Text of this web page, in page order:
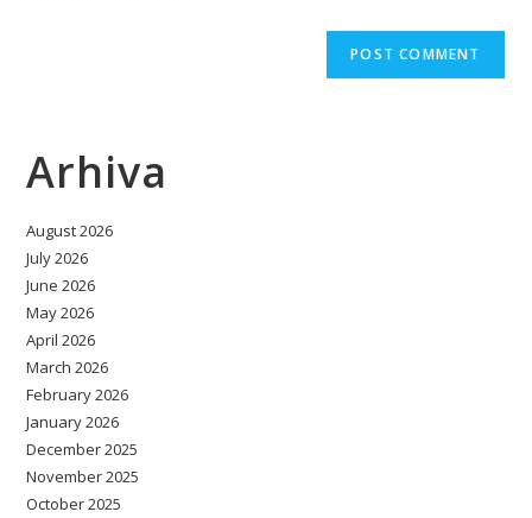
Arhiva
August 2026
July 2026
June 2026
May 2026
April 2026
March 2026
February 2026
January 2026
December 2025
November 2025
October 2025